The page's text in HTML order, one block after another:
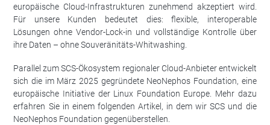
europäische Cloud-Infrastrukturen zunehmend akzeptiert wird.
Für unsere Kunden bedeutet dies: flexible, interoperable
Lösungen ohne Vendor-Lock-in und vollständige Kontrolle über
ihre Daten – ohne Souveränitäts-Whitwashing.
Parallel zum SCS-Ökosystem regionaler Cloud-Anbieter entwickelt
sich die im März 2025 gegründete NeoNephos Foundation, eine
europäische Initiative der Linux Foundation Europe. Mehr dazu
erfahren Sie in einem folgenden Artikel, in dem wir SCS und die
NeoNephos Foundation gegenüberstellen.